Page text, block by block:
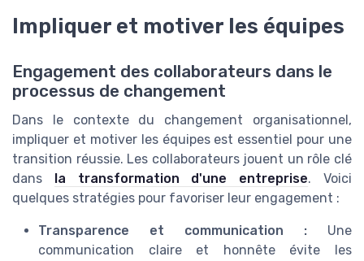
Impliquer et motiver les équipes
Engagement des collaborateurs dans le
processus de changement
Dans le contexte du changement organisationnel,
impliquer et motiver les équipes est essentiel pour une
transition réussie. Les collaborateurs jouent un rôle clé
dans
la transformation d'une entreprise. Voici
quelques stratégies pour favoriser leur engagement :
Transparence et communication : Une
communication claire et honnête évite les